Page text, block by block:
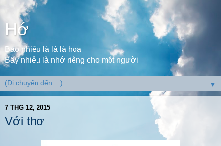
Hớ
Bao nhiêu là lá là hoa
Bấy nhiêu là nhớ riêng cho một người
▼
7 THG 12, 2015
Với thơ